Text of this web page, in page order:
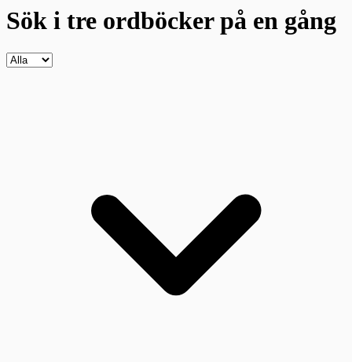
Sök i tre ordböckerpå en gång